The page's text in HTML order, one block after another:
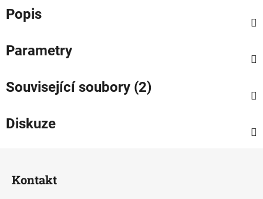
Popis
Parametry
Související soubory (2)
Diskuze
Kontakt